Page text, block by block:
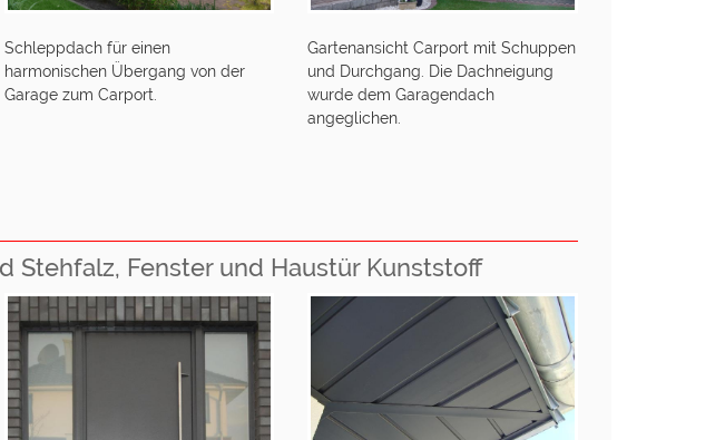
Schleppdach für einen
harmonischen Übergang von der
Garage zum Carport.
Gartenansicht Carport mit Schuppen
und Durchgang. Die Dachneigung
wurde dem Garagendach
angeglichen.
Stehfalz, Fenster und Haustür Kunststoff